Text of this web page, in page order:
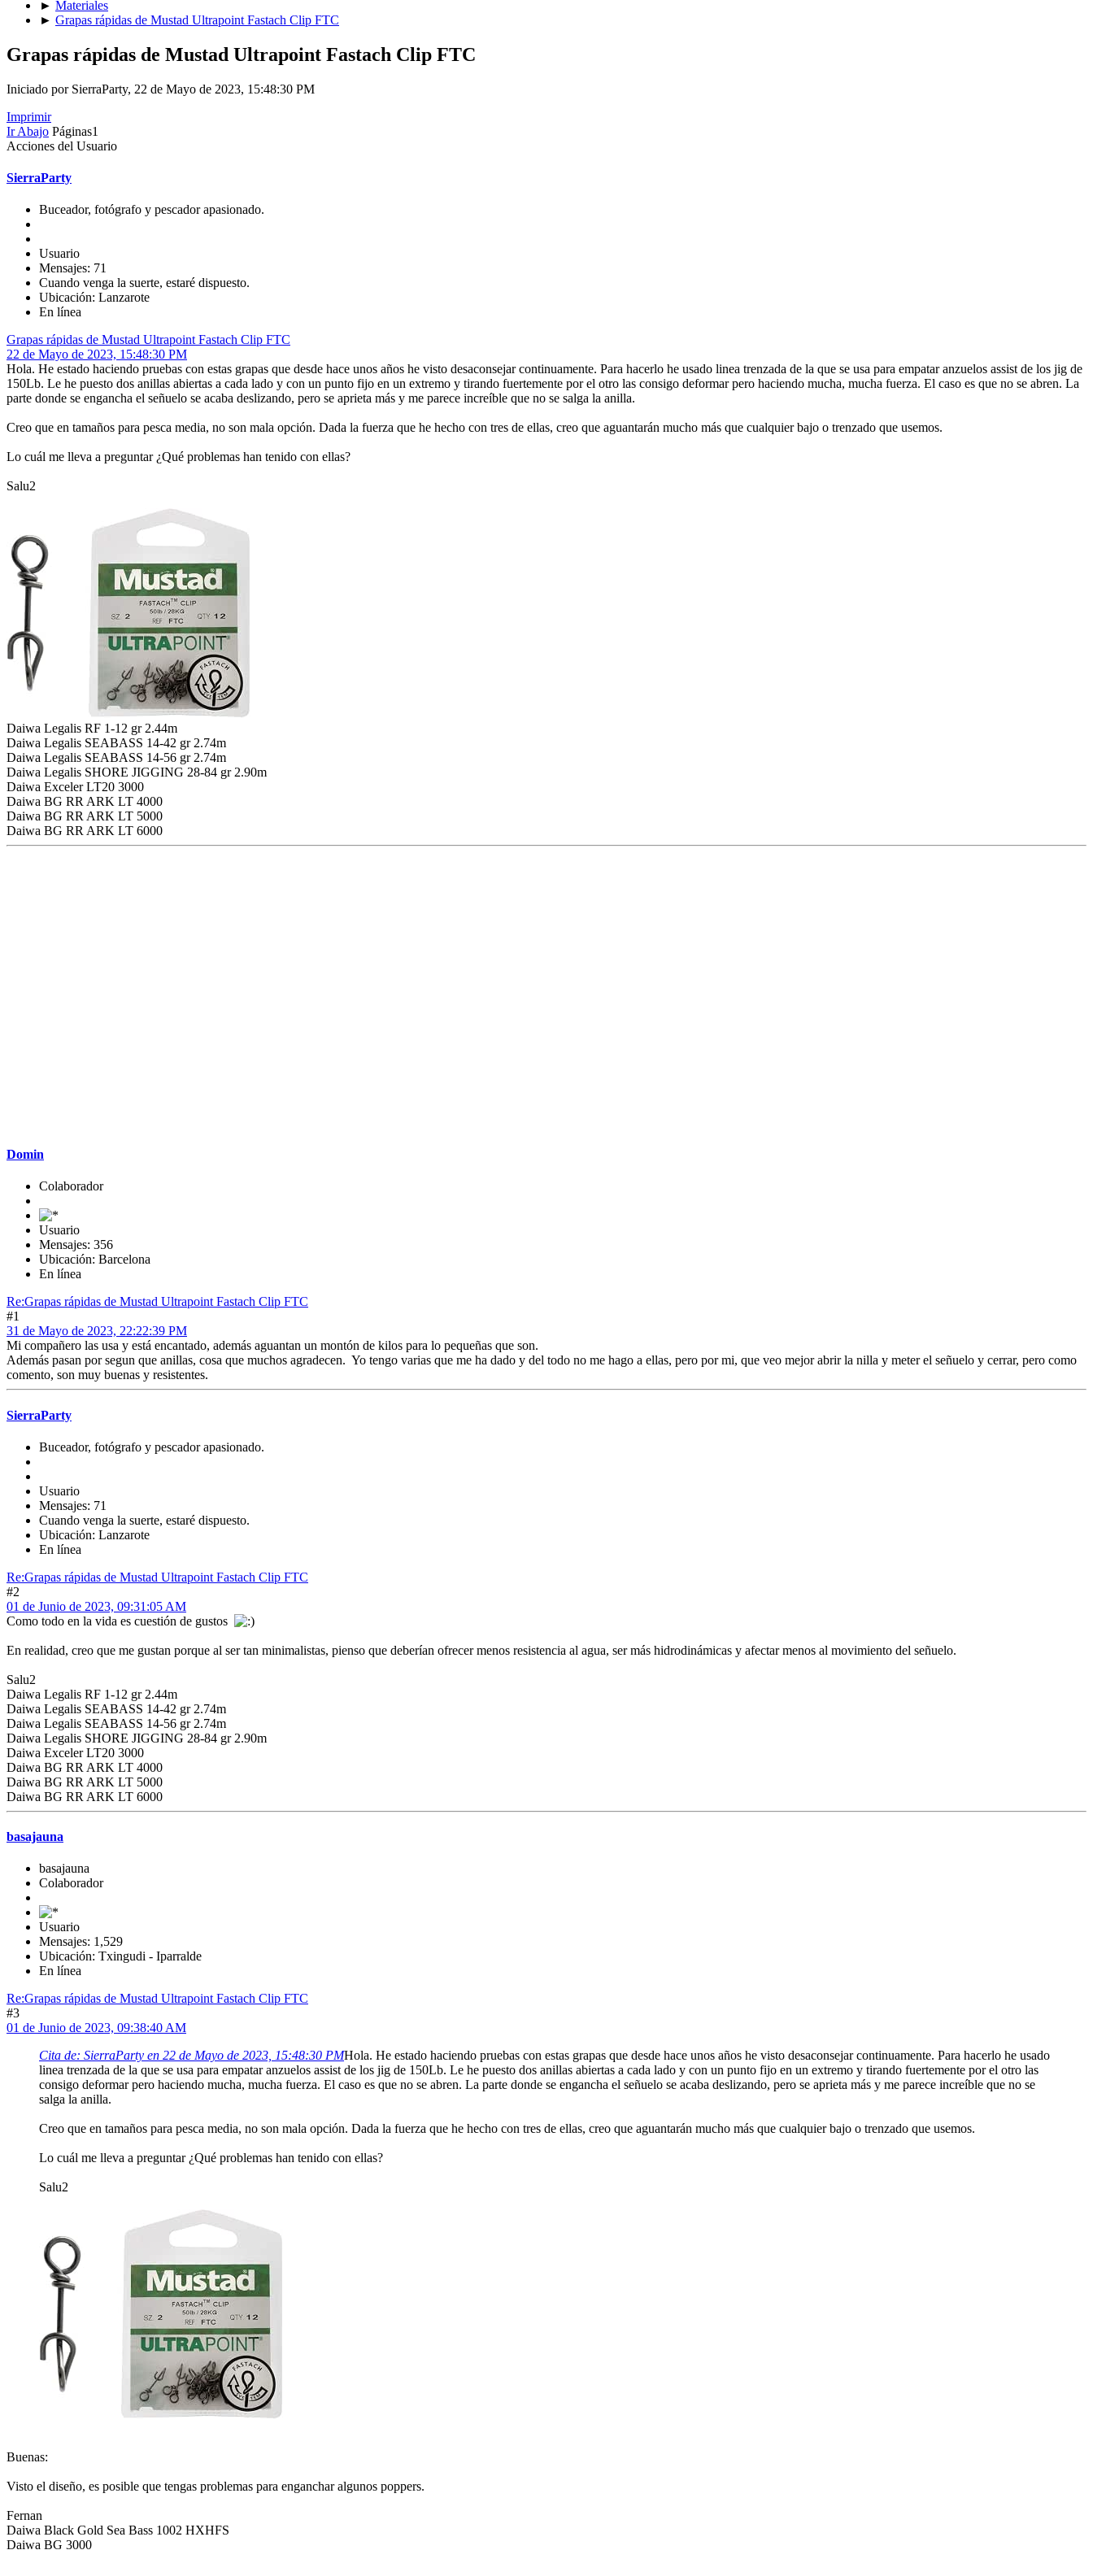
► Materiales
► Grapas rápidas de Mustad Ultrapoint Fastach Clip FTC
Grapas rápidas de Mustad Ultrapoint Fastach Clip FTC
Iniciado por SierraParty, 22 de Mayo de 2023, 15:48:30 PM
Imprimir
Ir Abajo Páginas1
Acciones del Usuario
SierraParty
Buceador, fotógrafo y pescador apasionado.
Usuario
Mensajes: 71
Cuando venga la suerte, estaré dispuesto.
Ubicación: Lanzarote
En línea
Grapas rápidas de Mustad Ultrapoint Fastach Clip FTC
22 de Mayo de 2023, 15:48:30 PM
Hola. He estado haciendo pruebas con estas grapas que desde hace unos años he visto desaconsejar continuamente. Para hacerlo he usado linea trenzada de la que se usa para empatar anzuelos assist de los jig de
150Lb. Le he puesto dos anillas abiertas a cada lado y con un punto fijo en un extremo y tirando fuertemente por el otro las consigo deformar pero haciendo mucha, mucha fuerza. El caso es que no se abren. La
parte donde se engancha el señuelo se acaba deslizando, pero se aprieta más y me parece increíble que no se salga la anilla.
Creo que en tamaños para pesca media, no son mala opción. Dada la fuerza que he hecho con tres de ellas, creo que aguantarán mucho más que cualquier bajo o trenzado que usemos.
Lo cuál me lleva a preguntar ¿Qué problemas han tenido con ellas?
Salu2
Daiwa Legalis RF 1-12 gr 2.44m
Daiwa Legalis SEABASS 14-42 gr 2.74m
Daiwa Legalis SEABASS 14-56 gr 2.74m
Daiwa Legalis SHORE JIGGING 28-84 gr 2.90m
Daiwa Exceler LT20 3000
Daiwa BG RR ARK LT 4000
Daiwa BG RR ARK LT 5000
Daiwa BG RR ARK LT 6000
Domin
Colaborador
Usuario
Mensajes: 356
Ubicación: Barcelona
En línea
Re:Grapas rápidas de Mustad Ultrapoint Fastach Clip FTC
#1
31 de Mayo de 2023, 22:22:39 PM
Mi compañero las usa y está encantado, además aguantan un montón de kilos para lo pequeñas que son.
Además pasan por segun que anillas, cosa que muchos agradecen. Yo tengo varias que me ha dado y del todo no me hago a ellas, pero por mi, que veo mejor abrir la nilla y meter el señuelo y cerrar, pero como
comento, son muy buenas y resistentes.
SierraParty
Buceador, fotógrafo y pescador apasionado.
Usuario
Mensajes: 71
Cuando venga la suerte, estaré dispuesto.
Ubicación: Lanzarote
En línea
Re:Grapas rápidas de Mustad Ultrapoint Fastach Clip FTC
#2
01 de Junio de 2023, 09:31:05 AM
Como todo en la vida es cuestión de gustos
En realidad, creo que me gustan porque al ser tan minimalistas, pienso que deberían ofrecer menos resistencia al agua, ser más hidrodinámicas y afectar menos al movimiento del señuelo.
Salu2
Daiwa Legalis RF 1-12 gr 2.44m
Daiwa Legalis SEABASS 14-42 gr 2.74m
Daiwa Legalis SEABASS 14-56 gr 2.74m
Daiwa Legalis SHORE JIGGING 28-84 gr 2.90m
Daiwa Exceler LT20 3000
Daiwa BG RR ARK LT 4000
Daiwa BG RR ARK LT 5000
Daiwa BG RR ARK LT 6000
basajauna
basajauna
Colaborador
Usuario
Mensajes: 1,529
Ubicación: Txingudi - Iparralde
En línea
Re:Grapas rápidas de Mustad Ultrapoint Fastach Clip FTC
#3
01 de Junio de 2023, 09:38:40 AM
Cita de: SierraParty en 22 de Mayo de 2023, 15:48:30 PMHola. He estado haciendo pruebas con estas grapas que desde hace unos años he visto desaconsejar continuamente. Para hacerlo he usado
linea trenzada de la que se usa para empatar anzuelos assist de los jig de 150Lb. Le he puesto dos anillas abiertas a cada lado y con un punto fijo en un extremo y tirando fuertemente por el otro las
consigo deformar pero haciendo mucha, mucha fuerza. El caso es que no se abren. La parte donde se engancha el señuelo se acaba deslizando, pero se aprieta más y me parece increíble que no se
salga la anilla.
Creo que en tamaños para pesca media, no son mala opción. Dada la fuerza que he hecho con tres de ellas, creo que aguantarán mucho más que cualquier bajo o trenzado que usemos.
Lo cuál me lleva a preguntar ¿Qué problemas han tenido con ellas?
Salu2
Buenas:
Visto el diseño, es posible que tengas problemas para enganchar algunos poppers.
Fernan
Daiwa Black Gold Sea Bass 1002 HXHFS
Daiwa BG 3000